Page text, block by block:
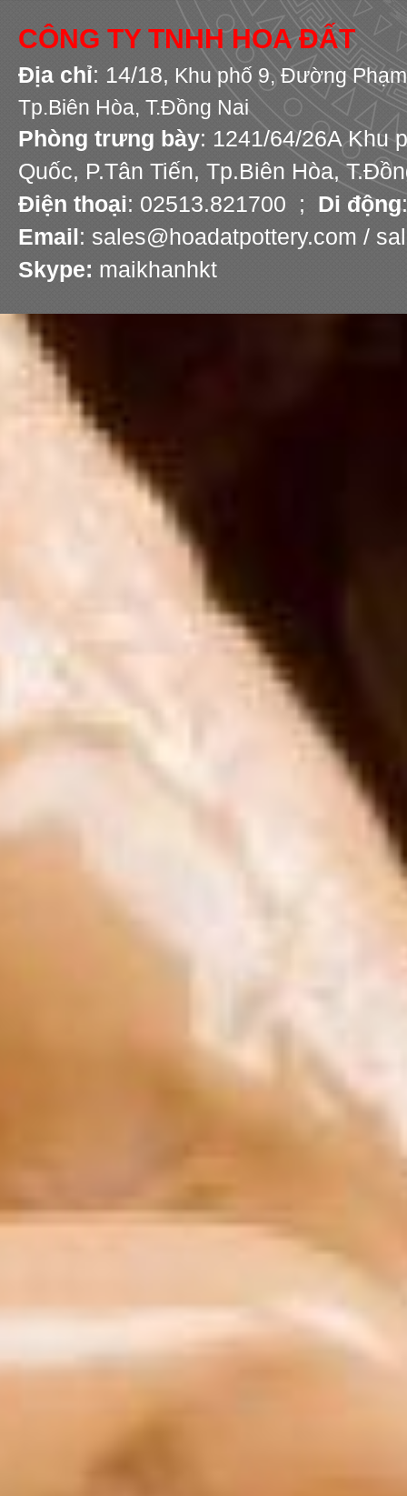
CÔNG TY TNHH HOA ĐẤT
Địa chỉ: 14/18, Khu phố 9,Đường Phạm
Tp.Biên Hòa, T.Đồng Nai
Phòng trưng bày: 1241/64/26A Khu
Quốc, P.Tân Tiến, Tp.Biên Hòa,
Điện thoại: 02513.821700 ; Di động
Email: sales@hoadatpottery.com /
Skype: maikhanhkt